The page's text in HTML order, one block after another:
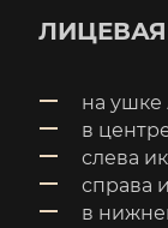
на ушке
в
слева
справа
в